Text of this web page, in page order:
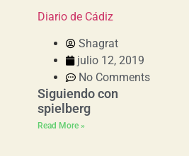
Diario de Cádiz
Shagrat
julio 12, 2019
No Comments
Siguiendo con
spielberg
Read More »